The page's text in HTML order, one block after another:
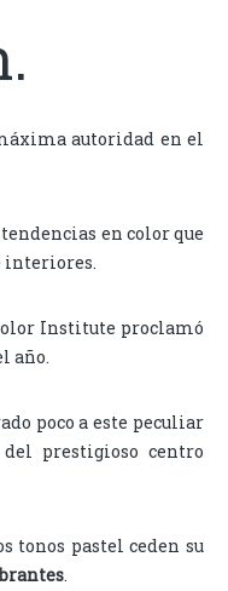
autoridad en el
en color que
interiores.
Institute proclamó
año.
poco a este peculiar
prestigioso centro
tonos pastel ceden su
.